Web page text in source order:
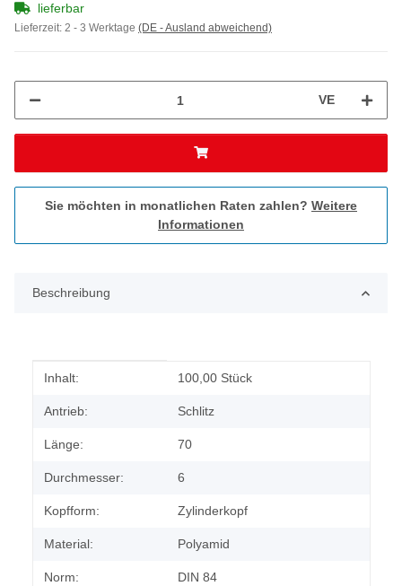
lieferbar
Lieferzeit: 2 - 3 Werktage (DE - Ausland abweichend)
VE
Sie möchten in monatlichen Raten zahlen? Weitere
Informationen
Beschreibung
Produkteigenschaft
Wert
Inhalt: 100,00 Stück
Antrieb: Schlitz
Länge: 70
Durchmesser: 6
Kopfform: Zylinderkopf
Material: Polyamid
Norm: DIN 84